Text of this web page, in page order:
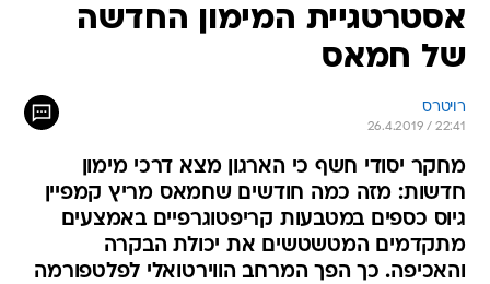
אסטרטגיית המימון החדשה
של חמאס
רויטרס
26.4.2019 / 22:41
מחקר יסודי חשף כי הארגון מצא דרכי מימון
חדשות: מזה כמה חודשים שחמאס מריץ קמפיין
גיוס כספים במטבעות קריפטוגרפיים באמצעים
מתקדמים המטשטשים את יכולת הבקרה
והאכיפה. כך הפך המרחב הווירטואלי לפלטפורמה